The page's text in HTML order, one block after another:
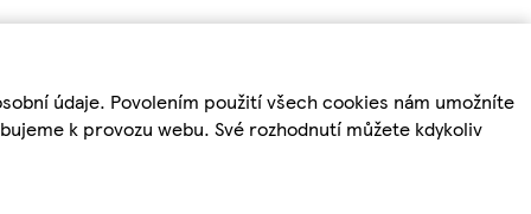
údaje. Povolením použití všech cookies nám umožníte
k provozu webu. Své rozhodnutí můžete kdykoliv